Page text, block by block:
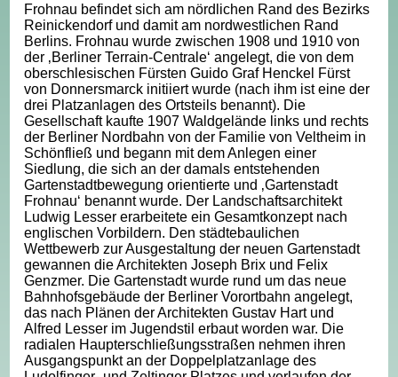
Frohnau befindet sich am nördlichen Rand des Bezirks
Reinickendorf und damit am nordwestlichen Rand
Berlins. Frohnau wurde zwischen 1908 und 1910 von
der ‚Berliner Terrain-Centrale‘ angelegt, die von dem
oberschlesischen Fürsten Guido Graf Henckel Fürst
von Donnersmarck initiiert wurde (nach ihm ist eine der
drei Platzanlagen des Ortsteils benannt). Die
Gesellschaft kaufte 1907 Waldgelände links und rechts
der Berliner Nordbahn von der Familie von Veltheim in
Schönfließ und begann mit dem Anlegen einer
Siedlung, die sich an der damals entstehenden
Gartenstadtbewegung orientierte und ‚Gartenstadt
Frohnau‘ benannt wurde. Der Landschaftsarchitekt
Ludwig Lesser erarbeitete ein Gesamtkonzept nach
englischen Vorbildern. Den städtebaulichen
Wettbewerb zur Ausgestaltung der neuen Gartenstadt
gewannen die Architekten Joseph Brix und Felix
Genzmer. Die Gartenstadt wurde rund um das neue
Bahnhofsgebäude der Berliner Vorortbahn angelegt,
das nach Plänen der Architekten Gustav Hart und
Alfred Lesser im Jugendstil erbaut worden war. Die
radialen Haupterschließungsstraßen nehmen ihren
Ausgangspunkt an der Doppelplatzanlage des